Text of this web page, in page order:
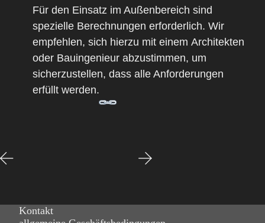
Für den Einsatz im Außenbereich sind
spezielle Berechnungen erforderlich. Wir
empfehlen, sich hierzu mit einem Architekten
oder Bauingenieur abzustimmen, um
sicherzustellen, dass alle Anforderungen
erfüllt werden.
Kontakt